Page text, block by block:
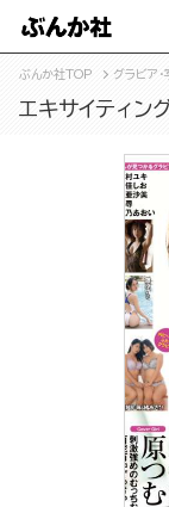
ぶんか社TOP グラビア
エキサイティ